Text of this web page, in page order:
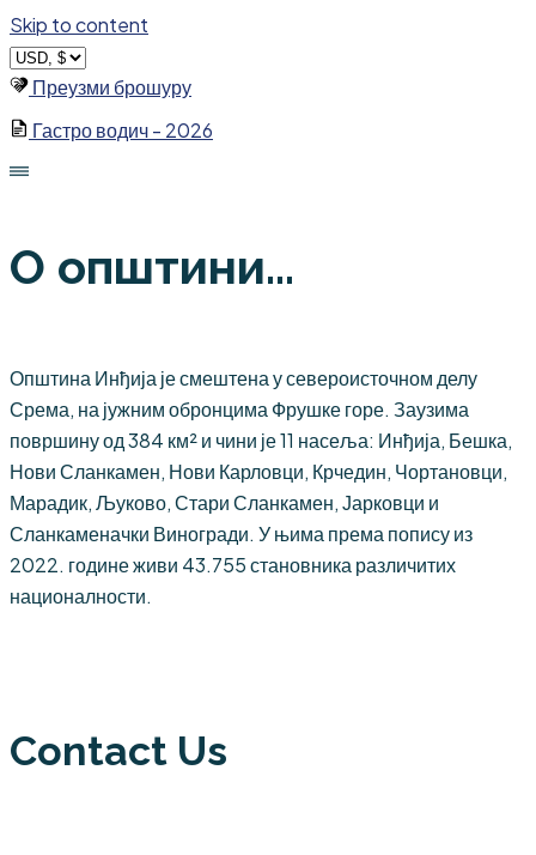
Skip to content
Преузми брошуру
Гастро водич - 2026
О општини...
Општина Инђија је смештена у североисточном делу
Срема, на јужним обронцима Фрушке горе. Заузима
површину од 384 км² и чини је 11 насеља: Инђија, Бешка,
Нови Сланкамен, Нови Карловци, Крчедин, Чортановци,
Марадик, Љуково, Стари Сланкамен, Јарковци и
Сланкаменачки Виногради. У њима према попису из
2022. године живи 43.755 становника различитих
националности.
Contact Us